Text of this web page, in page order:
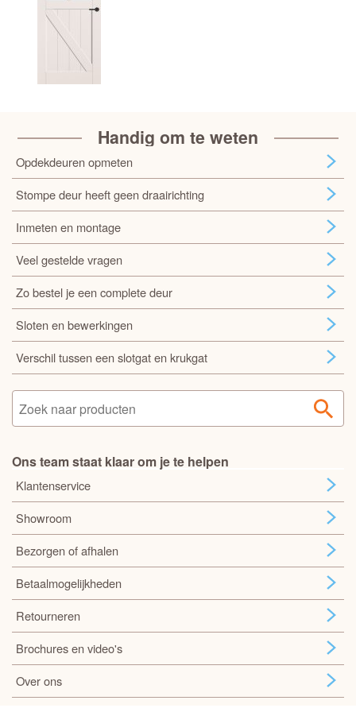
Handig om te weten
Opdekdeuren opmeten
Stompe deur heeft geen draairichting
Inmeten en montage
Veel gestelde vragen
Zo bestel je een complete deur
Sloten en bewerkingen
Verschil tussen een slotgat en krukgat
Ons team staat klaar om je te helpen
Klantenservice
Showroom
Bezorgen of afhalen
Betaalmogelijkheden
Retourneren
Brochures en video's
Over ons